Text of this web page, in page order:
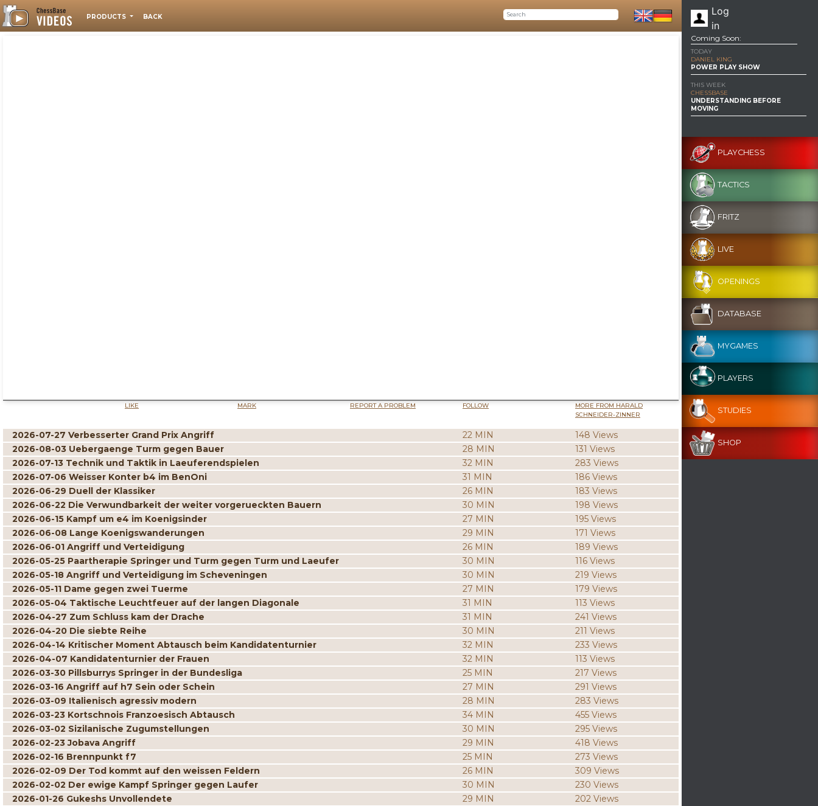
PRODUCTS BACK
Log
in
LIKE MARK REPORT A PROBLEM FOLLOW
MORE FROM HARALD
SCHNEIDER-ZINNER
2026-07-27 Verbesserter Grand Prix Angriff 22 MIN
148 Views
2026-08-03 Uebergaenge Turm gegen Bauer
28 MIN
131 Views
2026-07-13 Technik und Taktik in Laeuferendspielen
32 MIN
283 Views
2026-07-06 Weisser Konter b4 im BenOni
31 MIN
186 Views
2026-06-29 Duell der Klassiker
26 MIN
183 Views
2026-06-22 Die Verwundbarkeit der weiter vorgerueckten Bauern
30 MIN
198 Views
2026-06-15 Kampf um e4 im Koenigsinder
27 MIN
195 Views
2026-06-08 Lange Koenigswanderungen
29 MIN
171 Views
2026-06-01 Angriff und Verteidigung
26 MIN
189 Views
2026-05-25 Paartherapie Springer und Turm gegen Turm und Laeufer
30 MIN
116 Views
2026-05-18 Angriff und Verteidigung im Scheveningen
30 MIN
219 Views
2026-05-11 Dame gegen zwei Tuerme
27 MIN
179 Views
2026-05-04 Taktische Leuchtfeuer auf der langen Diagonale
31 MIN
113 Views
2026-04-27 Zum Schluss kam der Drache
31 MIN
241 Views
2026-04-20 Die siebte Reihe
30 MIN
211 Views
2026-04-14 Kritischer Moment Abtausch beim Kandidatenturnier
32 MIN
233 Views
2026-04-07 Kandidatenturnier der Frauen
32 MIN
113 Views
2026-03-30 Pillsburrys Springer in der Bundesliga
25 MIN
217 Views
2026-03-16 Angriff auf h7 Sein oder Schein
27 MIN
291 Views
2026-03-09 Italienisch agressiv modern
28 MIN
283 Views
2026-03-23 Kortschnois Franzoesisch Abtausch
34 MIN
455 Views
2026-03-02 Sizilanische Zugumstellungen
30 MIN
295 Views
2026-02-23 Jobava Angriff
29 MIN
418 Views
2026-02-16 Brennpunkt f7
25 MIN
273 Views
2026-02-09 Der Tod kommt auf den weissen Feldern
26 MIN
309 Views
2026-02-02 Der ewige Kampf Springer gegen Laufer
30 MIN
230 Views
2026-01-26 Gukeshs Unvollendete
29 MIN
202 Views
Coming Soon:
TODAY
DANIEL KING
POWER PLAY SHOW
THIS WEEK
CHESSBASE
UNDERSTANDING BEFORE
MOVING
PLAYCHESS
TACTICS
FRITZ
LIVE
OPENINGS
DATABASE
MYGAMES
PLAYERS
STUDIES
SHOP